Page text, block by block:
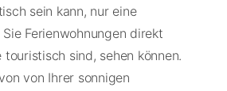
sein kann, nur eine
Ferienwohnungen direkt
touristisch sind, sehen können.
von Ihrer sonnigen